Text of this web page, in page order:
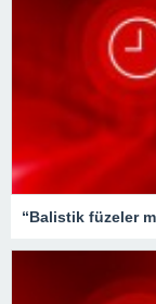
“Balistik füzeler